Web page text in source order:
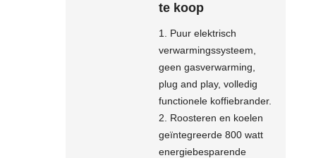
te koop
1. Puur elektrisch
verwarmingssysteem,
geen gasverwarming,
plug and play, volledig
functionele koffiebrander.
2. Roosteren en koelen
geïntegreerde 800 watt
energiebesparende